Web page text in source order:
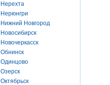
Нерехта
Нерюнгри
Нижний Новгород
Новосибирск
Новочеркасск
Обнинск
Одинцово
Озерск
Октябрьск